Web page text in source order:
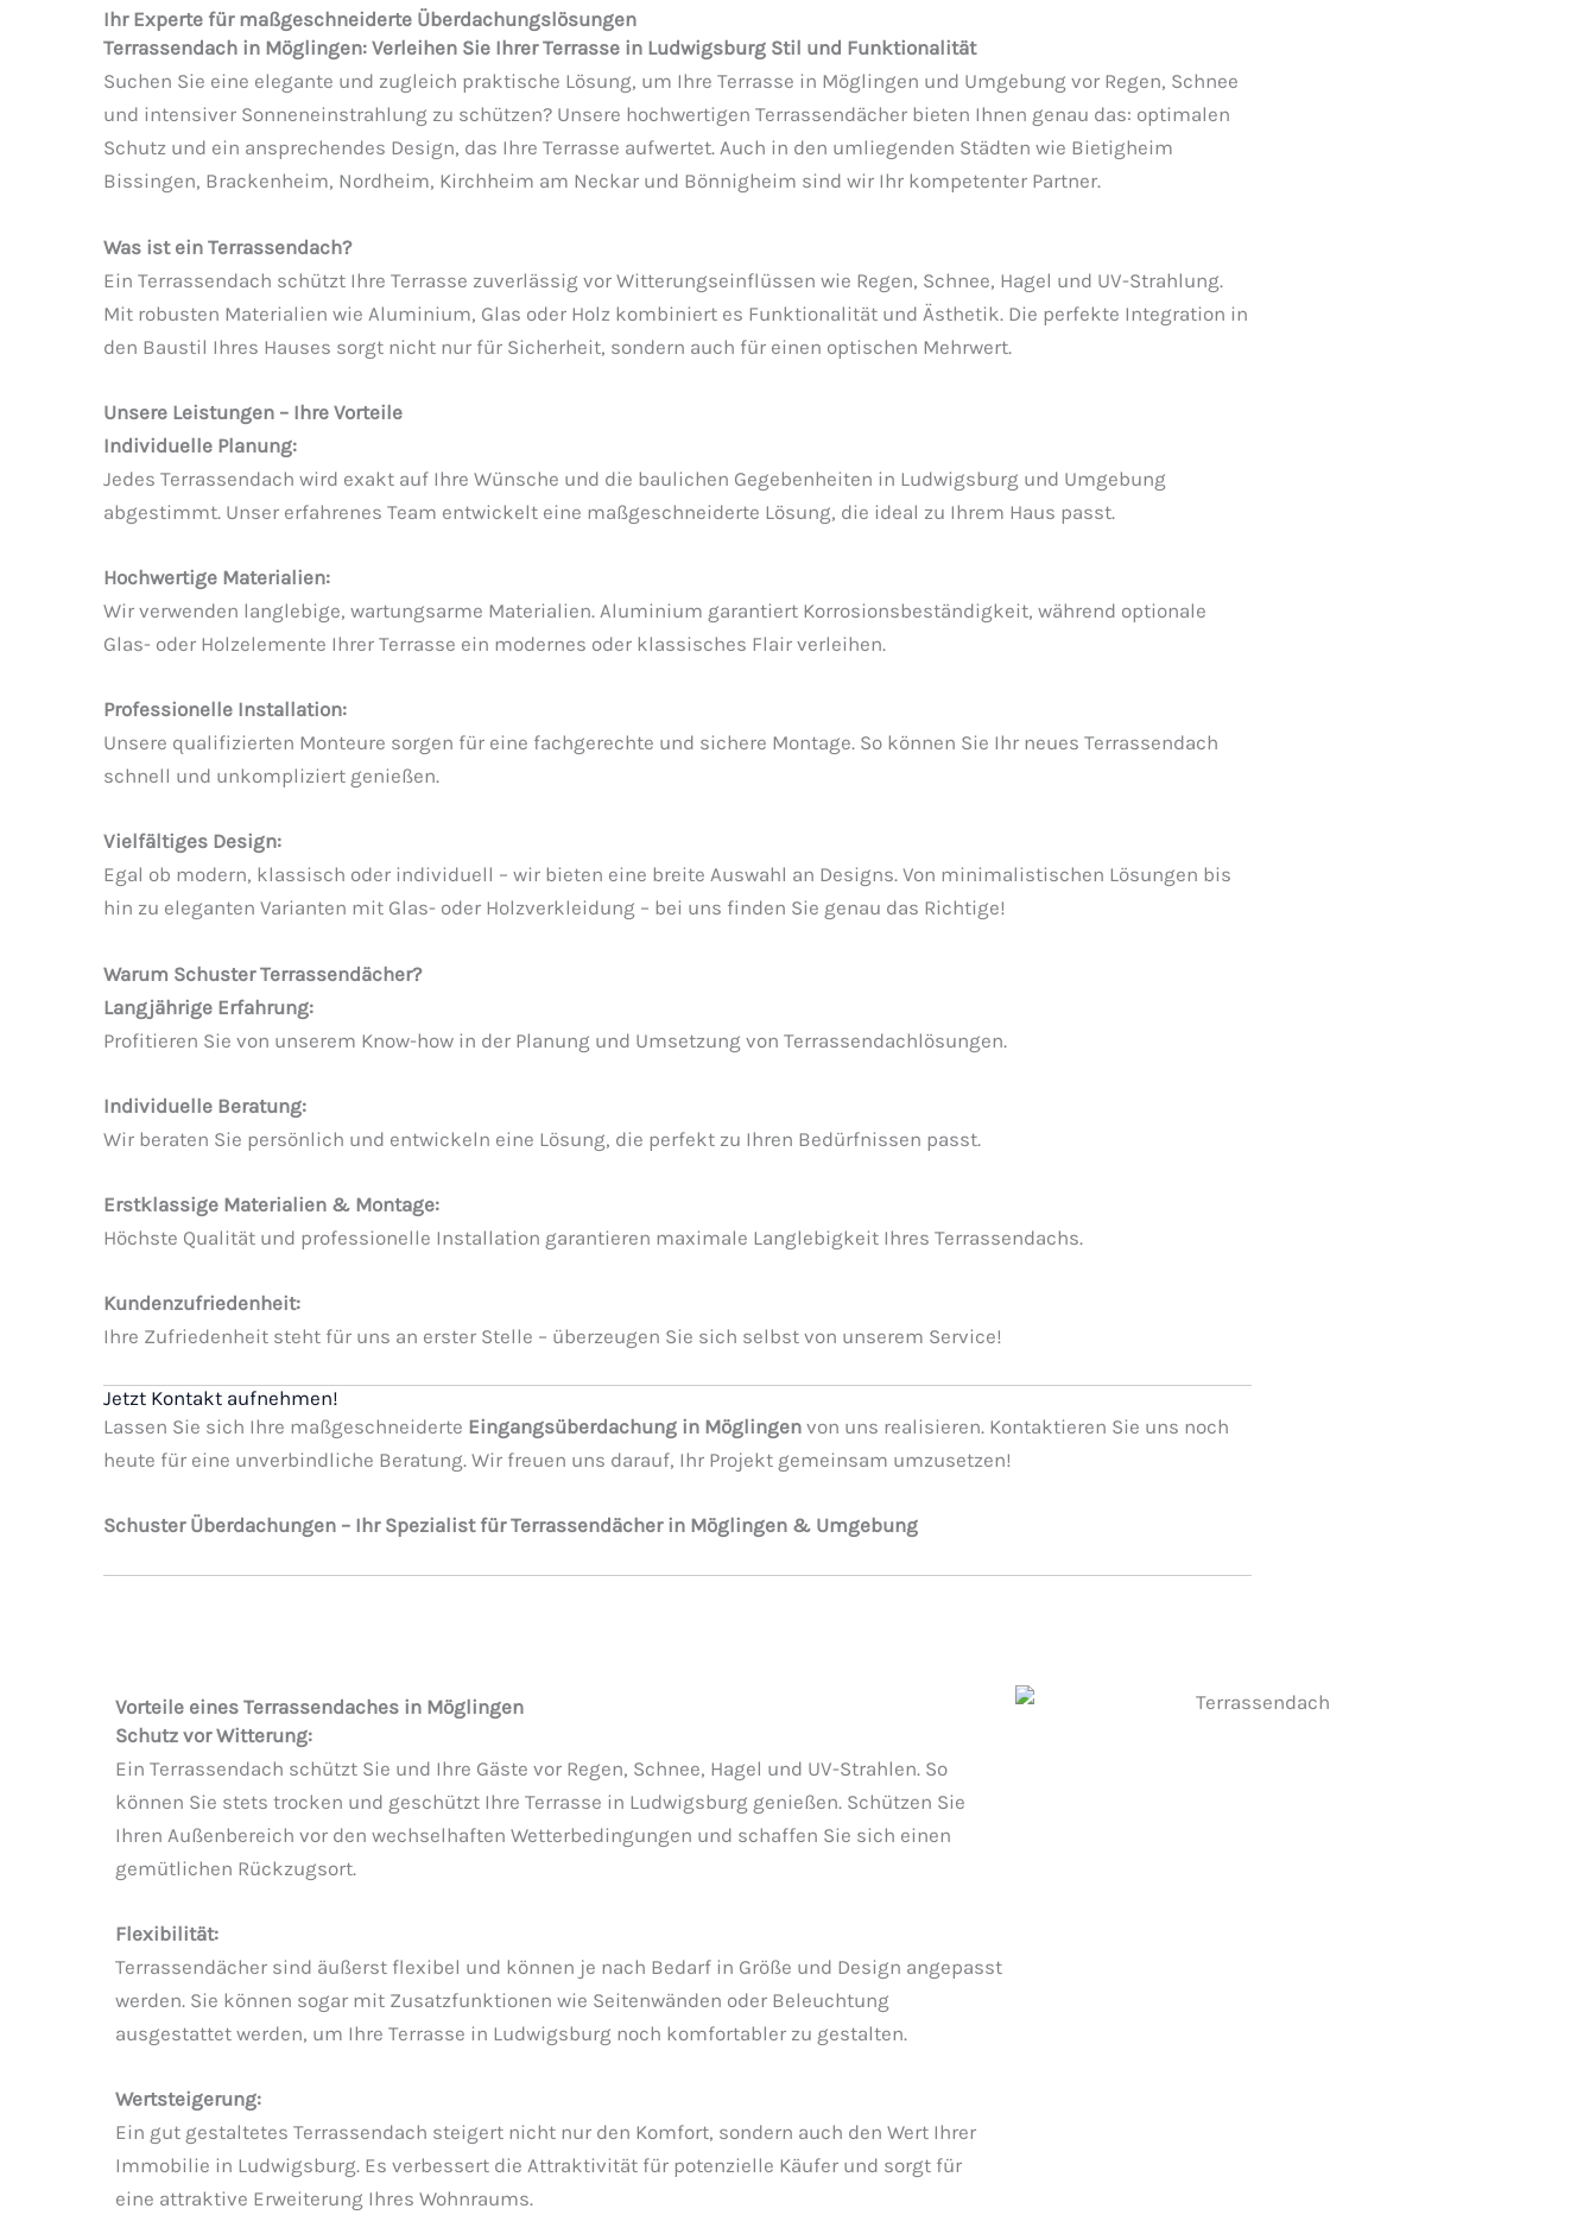
Ihr Experte für maßgeschneiderte Überdachungslösungen
Terrassendach in Möglingen: Verleihen Sie Ihrer Terrasse in Ludwigsburg Stil und Funktionalität
Suchen Sie eine elegante und zugleich praktische Lösung, um Ihre Terrasse in Möglingen und Umgebung vor Regen, Schnee
und intensiver Sonneneinstrahlung zu schützen? Unsere hochwertigen Terrassendächer bieten Ihnen genau das: optimalen
Schutz und ein ansprechendes Design, das Ihre Terrasse aufwertet. Auch in den umliegenden Städten wie Bietigheim
Bissingen, Brackenheim, Nordheim, Kirchheim am Neckar und Bönnigheim sind wir Ihr kompetenter Partner.
Was ist ein Terrassendach?
Ein Terrassendach schützt Ihre Terrasse zuverlässig vor Witterungseinflüssen wie Regen, Schnee, Hagel und UV-Strahlung.
Mit robusten Materialien wie Aluminium, Glas oder Holz kombiniert es Funktionalität und Ästhetik. Die perfekte Integration in
den Baustil Ihres Hauses sorgt nicht nur für Sicherheit, sondern auch für einen optischen Mehrwert.
Unsere Leistungen – Ihre Vorteile
Individuelle Planung:
Jedes Terrassendach wird exakt auf Ihre Wünsche und die baulichen Gegebenheiten in Ludwigsburg und Umgebung
abgestimmt. Unser erfahrenes Team entwickelt eine maßgeschneiderte Lösung, die ideal zu Ihrem Haus passt.
Hochwertige Materialien:
Wir verwenden langlebige, wartungsarme Materialien. Aluminium garantiert Korrosionsbeständigkeit, während optionale
Glas- oder Holzelemente Ihrer Terrasse ein modernes oder klassisches Flair verleihen.
Professionelle Installation:
Unsere qualifizierten Monteure sorgen für eine fachgerechte und sichere Montage. So können Sie Ihr neues Terrassendach
schnell und unkompliziert genießen.
Vielfältiges Design:
Egal ob modern, klassisch oder individuell – wir bieten eine breite Auswahl an Designs. Von minimalistischen Lösungen bis
hin zu eleganten Varianten mit Glas- oder Holzverkleidung – bei uns finden Sie genau das Richtige!
Warum Schuster Terrassendächer?
Langjährige Erfahrung:
Profitieren Sie von unserem Know-how in der Planung und Umsetzung von Terrassendachlösungen.
Individuelle Beratung:
Wir beraten Sie persönlich und entwickeln eine Lösung, die perfekt zu Ihren Bedürfnissen passt.
Erstklassige Materialien & Montage:
Höchste Qualität und professionelle Installation garantieren maximale Langlebigkeit Ihres Terrassendachs.
Kundenzufriedenheit:
Ihre Zufriedenheit steht für uns an erster Stelle – überzeugen Sie sich selbst von unserem Service!
Jetzt Kontakt aufnehmen!
Lassen Sie sich Ihre maßgeschneiderte Eingangsüberdachung in Möglingen von uns realisieren. Kontaktieren Sie uns noch
heute für eine unverbindliche Beratung. Wir freuen uns darauf, Ihr Projekt gemeinsam umzusetzen!
Schuster Überdachungen – Ihr Spezialist für Terrassendächer in Möglingen & Umgebung
Vorteile eines Terrassendaches in Möglingen
Schutz vor Witterung:
Ein Terrassendach schützt Sie und Ihre Gäste vor Regen, Schnee, Hagel und UV-Strahlen. So
können Sie stets trocken und geschützt Ihre Terrasse in Ludwigsburg genießen. Schützen Sie
Ihren Außenbereich vor den wechselhaften Wetterbedingungen und schaffen Sie sich einen
gemütlichen Rückzugsort.
Flexibilität:
Terrassendächer sind äußerst flexibel und können je nach Bedarf in Größe und Design angepasst
werden. Sie können sogar mit Zusatzfunktionen wie Seitenwänden oder Beleuchtung
ausgestattet werden, um Ihre Terrasse in Ludwigsburg noch komfortabler zu gestalten.
Wertsteigerung:
Ein gut gestaltetes Terrassendach steigert nicht nur den Komfort, sondern auch den Wert Ihrer
Immobilie in Ludwigsburg. Es verbessert die Attraktivität für potenzielle Käufer und sorgt für
eine attraktive Erweiterung Ihres Wohnraums.